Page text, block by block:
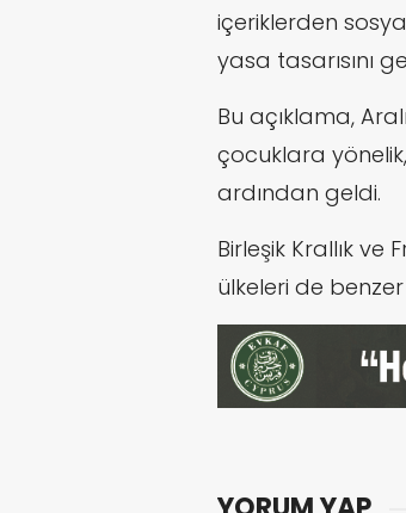
içeriklerden
yasa tasarısını
Bu açıklama,
çocuklara
ardından geldi.
Birleşik Krallık
ülkeleri de